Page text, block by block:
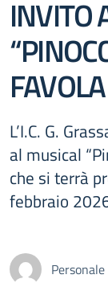
INVITO
L’I.C. G.
al musical
che si terrà
febbraio